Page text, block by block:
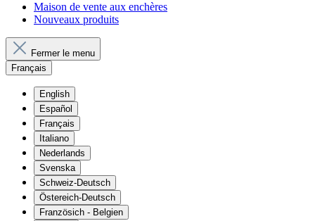
Maison de vente aux enchères
Nouveaux produits
Fermer le menu
Français
English
Español
Français
Italiano
Nederlands
Svenska
Schweiz-Deutsch
Östereich-Deutsch
Französich - Belgien